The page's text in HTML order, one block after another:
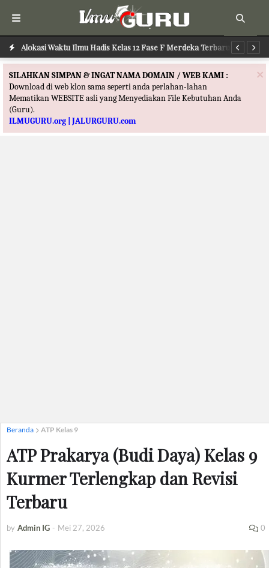
Alokasi Waktu Ilmu Hadis Kelas 12 Fase F Merdeka Terbaru
×
SILAHKAN SIMPAN & INGAT NAMA DOMAIN / WEB KAMI :
Download di web klon sama seperti anda perlahan-lahan
Mematikan WEBSITE asli yang Menyediakan File Kebutuhan Anda
(Guru).
ILMUGURU.org | JALURGURU.com
Beranda ATP Kelas 9
ATP Prakarya (Budi Daya) Kelas 9
Kurmer Terlengkap dan Revisi
Terbaru
by Admin IG - Mei 27, 2026 0